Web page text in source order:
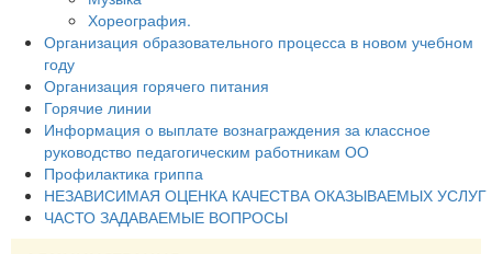
Хореография.
Организация образовательного процесса в новом учебном
году
Организация горячего питания
Горячие линии
Информация о выплате вознаграждения за классное
руководство педагогическим работникам ОО
Профилактика гриппа
НЕЗАВИСИМАЯ ОЦЕНКА КАЧЕСТВА ОКАЗЫВАЕМЫХ УСЛУГ
ЧАСТО ЗАДАВАЕМЫЕ ВОПРОСЫ